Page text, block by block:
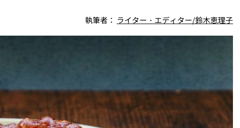
執筆者： ライター・エディター/鈴木恵理子